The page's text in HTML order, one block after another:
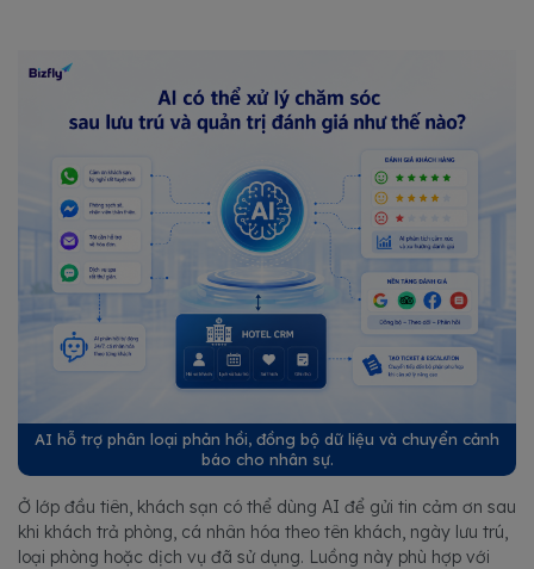
AI hỗ trợ phân loại phản hồi, đồng bộ dữ liệu và chuyển cảnh
báo cho nhân sự.
Ở lớp đầu tiên, khách sạn có thể dùng AI để gửi tin cảm ơn sau
khi khách trả phòng, cá nhân hóa theo tên khách, ngày lưu trú,
loại phòng hoặc dịch vụ đã sử dụng. Luồng này phù hợp với